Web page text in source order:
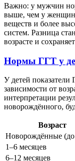
Важно: у мужчин
выше, чем у женщин.
веществ и более
систем. Разница
возрасте и
Нормы ГГТ у
У детей показатели
зависимости от
интерпретации
новорождённого,
Возраст
Новорождённые
1–6 месяцев
6–12 месяцев